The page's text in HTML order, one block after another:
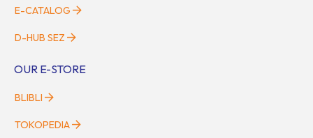
E-CATALOG
D-HUB SEZ
OUR E-STORE
BLIBLI
TOKOPEDIA